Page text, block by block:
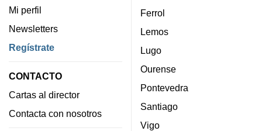
Mi perfil
Newsletters
Regístrate
CONTACTO
Cartas al director
Contacta con nosotros
Ferrol
Lemos
Lugo
Ourense
Pontevedra
Santiago
Vigo